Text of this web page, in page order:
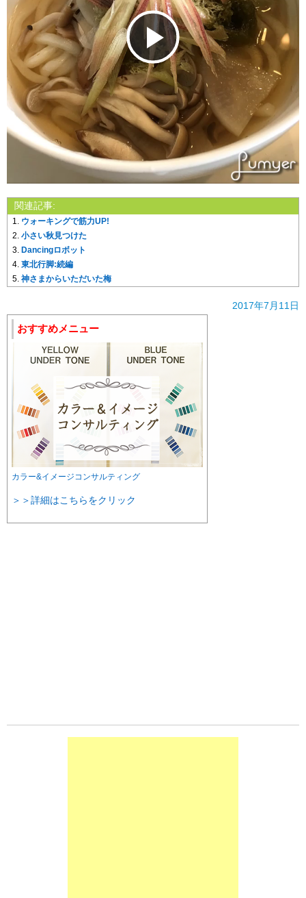
Play
Video
関連記事:
ウォーキングで筋力UP!
小さい秋見つけた
Dancingロボット
東北行脚:続編
神さまからいただいた梅
2017年7月11日
おすすめメニュー
カラー&イメージコンサルティング
＞＞詳細はこちらをクリック